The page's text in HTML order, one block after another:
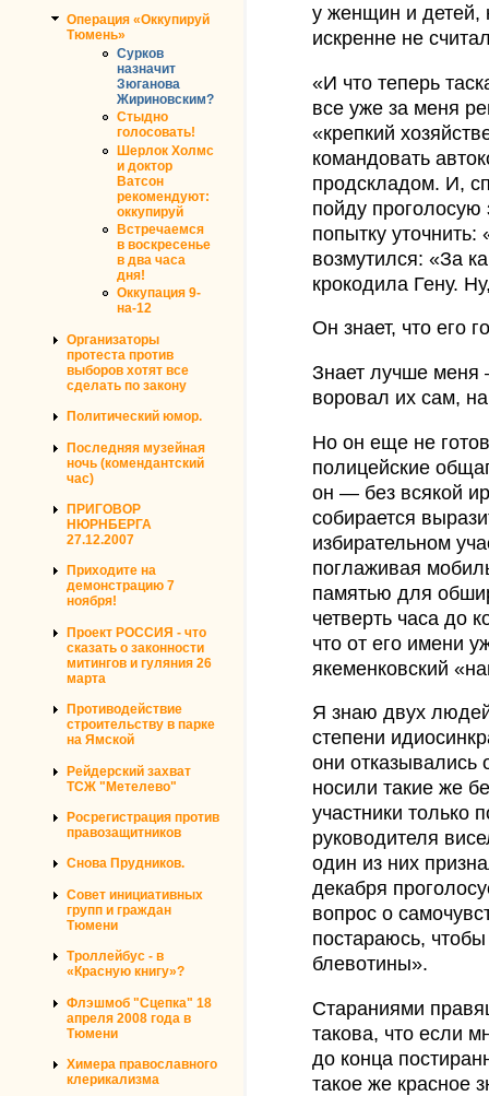
Операция «Оккупируй
Тюмень»
Сурков
назначит
Зюганова
Жириновским?
Стыдно
голосовать!
Шерлок Холмс
и доктор
Ватсон
рекомендуют:
оккупируй
Встречаемся
в воскресенье
в два часа
дня!
Оккупация 9-
на-12
Организаторы
протеста против
выборов хотят все
сделать по закону
Политический юмор.
Последняя музейная
ночь (комендантский
час)
ПРИГОВОР
НЮРНБЕРГА
27.12.2007
Приходите на
демонстрацию 7
ноября!
Проект РОССИЯ - что
сказать о законности
митингов и гуляния 26
марта
Противодействие
строительству в парке
на Ямской
Рейдерский захват
ТСЖ "Метелево"
Росрегистрация против
правозащитников
Снова Прудников.
Совет инициативных
групп и граждан
Тюмени
Троллейбус - в
«Красную книгу»?
Флэшмоб "Сцепка" 18
апреля 2008 года в
Тюмени
Химера православного
клерикализма
у женщин и детей,
искренне не
«И что теперь
все уже за меня
«крепкий
командовать
продскладом. И,
пойду проголосую
попытку
возмутился: «За
крокодила Гену.
Он знает, что его
Знает лучше меня
воровал их сам,
Но он еще не
полицейские
он — без всякой
собирается
избирательном
поглаживая
памятью для
четверть часа до
что от его имени
якеменковский
Я знаю двух
степени
они отказывались
носили такие же
участники только
руководителя
один из них
декабря
вопрос о
постараюсь,
блевотины».
Стараниями
такова, что если
до конца
такое же красное